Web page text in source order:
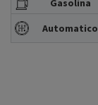
Gasolina
Automatico